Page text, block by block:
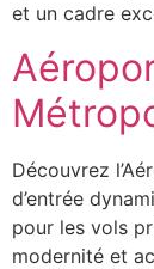
et un cadre
Découvrez
d’entrée
pour les vols
modernité et